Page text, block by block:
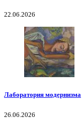
22.06.2026
Лаборатория модернизма
26.06.2026